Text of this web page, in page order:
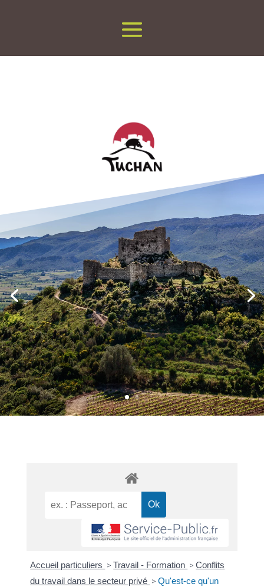
Accueil particuliers > Travail - Formation > Conflits
du travail dans le secteur privé > Qu'est-ce qu'un